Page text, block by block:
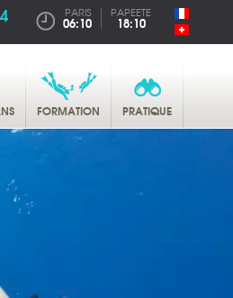
PARIS
06:10
PAPEETE
18:10
FORMATION PRATIQUE